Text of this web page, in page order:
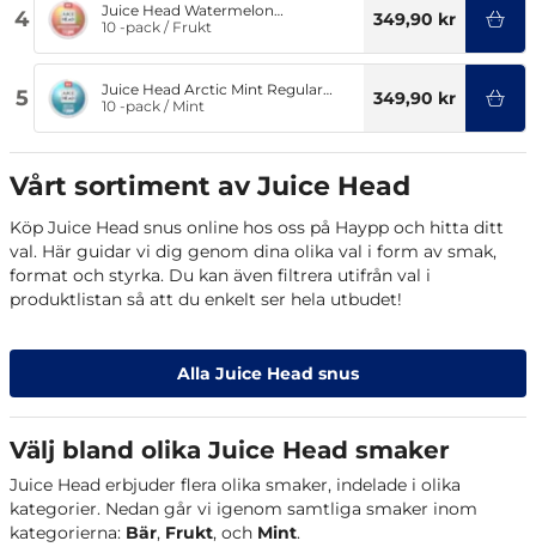
4
Juice Head Watermelon
Strawberry Strong 9mg
10 -pack / Frukt 349,90 kr
5
Juice Head Arctic Mint Regular
6mg10 -pack / Mint 349,90 kr
Vårt sortiment av Juice Head
Köp Juice Head snus online hos oss på Haypp och hitta ditt
val. Här guidar vi dig genom dina olika val i form av smak,
format och styrka. Du kan även filtrera utifrån val i
produktlistan så att du enkelt ser hela utbudet!
Alla Juice Head snus
Välj bland olika Juice Head smaker
Juice Head erbjuder flera olika smaker, indelade i olika
kategorier. Nedan går vi igenom samtliga smaker inom
kategorierna: Bär, Frukt, och Mint.